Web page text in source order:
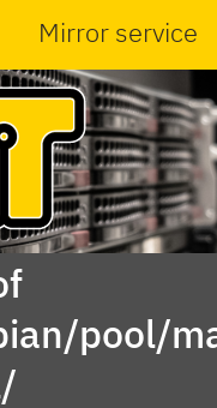
Mirror service
pool/